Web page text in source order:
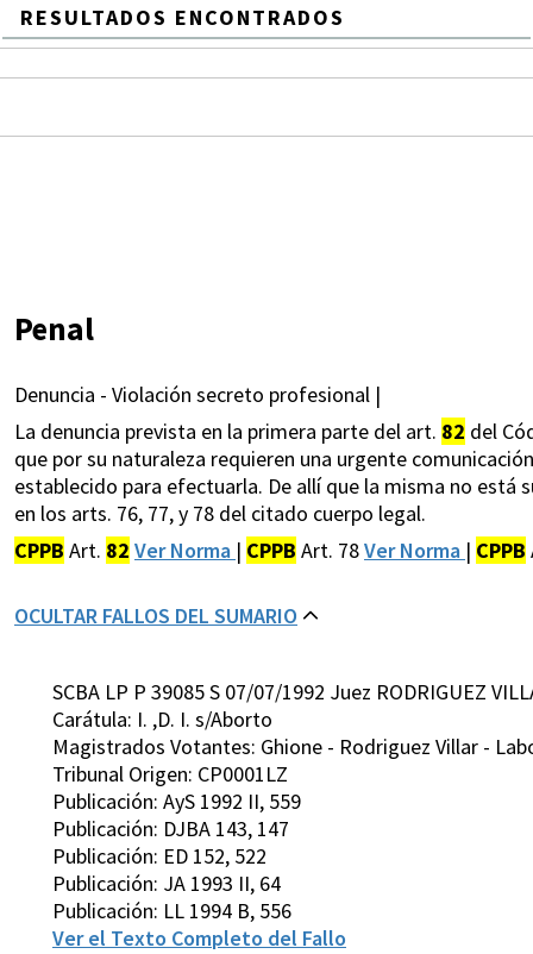
RESULTADOS ENCONTRADOS
Penal
Denuncia - Violación secreto profesional |
La denuncia prevista en la primera parte del art. 82 del
que por su naturaleza requieren una urgente
establecido para efectuarla. De allí que la misma no
en los arts. 76, 77, y 78 del citado cuerpo legal.
CPPB Art. 82 Ver Norma | CPPB Art. 78Ver Norma | CPPB
OCULTAR FALLOS DEL SUMARIO
SCBA LP P 39085 S 07/07/1992 Juez RODRIGUEZ
Carátula: I. ,D. I. s/Aborto
Magistrados Votantes: Ghione - Rodriguez Villar -
Tribunal Origen: CP0001LZ
Publicación: AyS 1992 II, 559
Publicación: DJBA 143, 147
Publicación: ED 152, 522
Publicación: JA 1993 II, 64
Publicación: LL 1994 B, 556
Ver el Texto Completo del Fallo